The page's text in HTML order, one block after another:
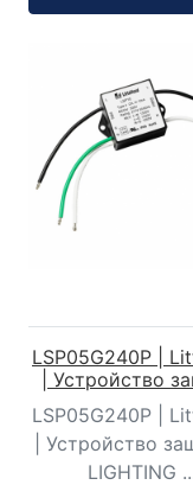
LSP05G240P |
| Устройство
LSP05G240P |
| Устройство
LIGHTING